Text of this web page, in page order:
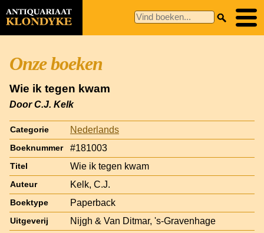
Onze boeken
Wie ik tegen kwam
Door C.J. Kelk
Categorie Nederlands
Boeknummer #181003
Titel Wie ik tegen kwam
Auteur Kelk, C.J.
Boektype Paperback
Uitgeverij Nijgh & Van Ditmar, 's-Gravenhage